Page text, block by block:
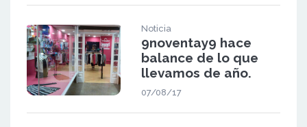
Noticia
9noventay9 hace
balance de lo que
llevamos de año.
07/08/17